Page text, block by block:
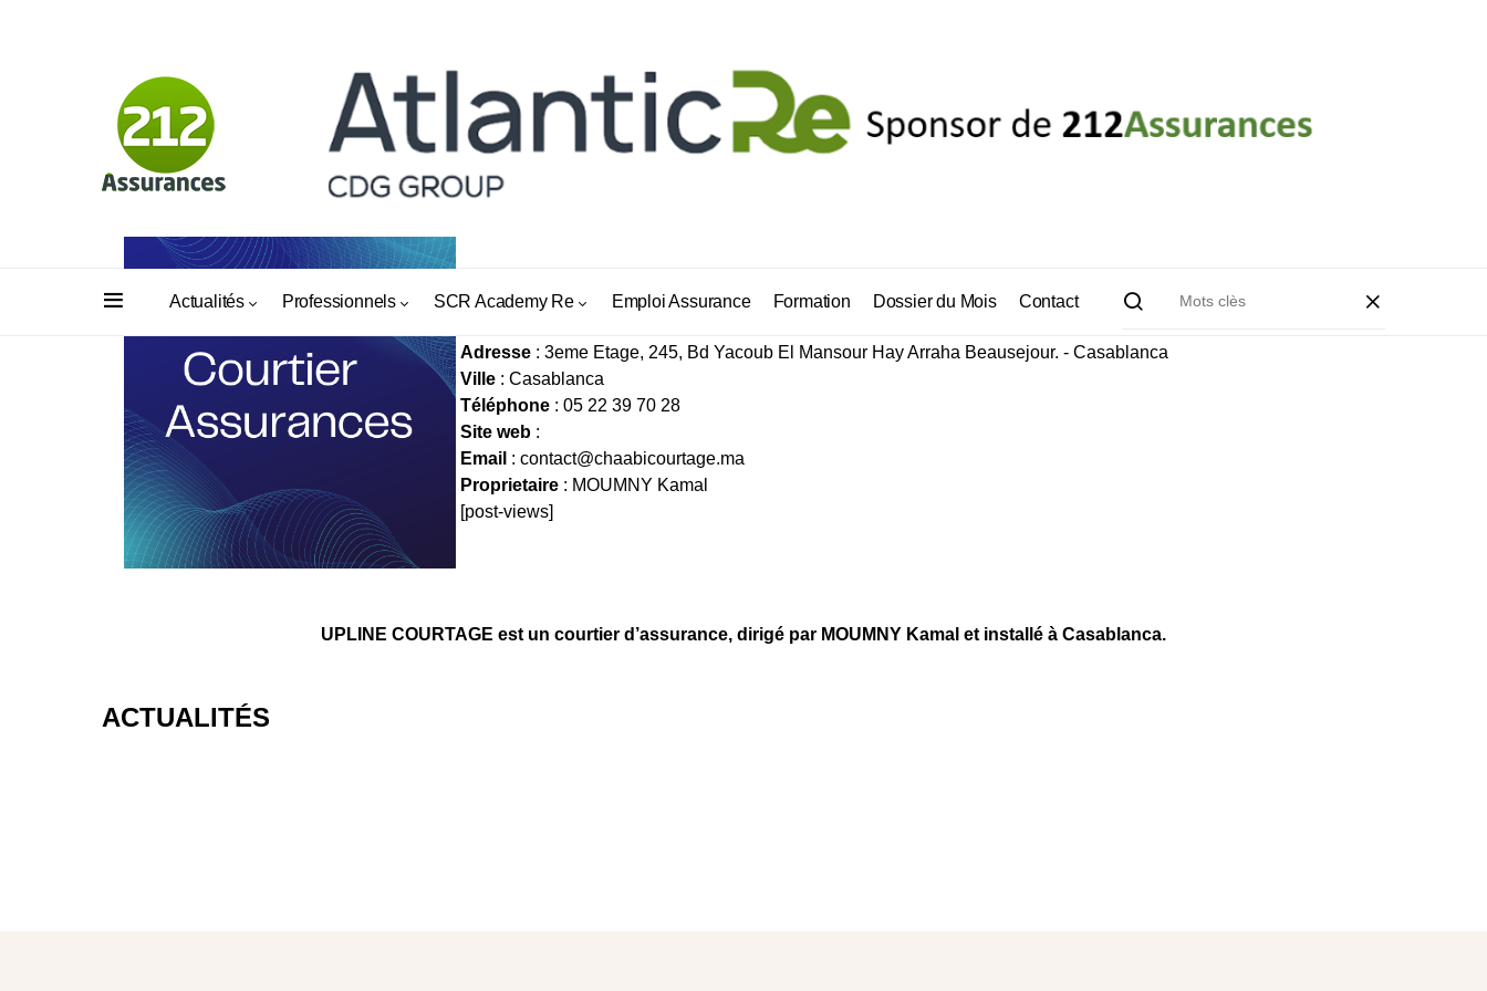
Actualités Professionnels SCR Academy Re Emploi Assurance Formation Dossier du Mois Contact
UPLINE COURTAGE
Adresse : 3eme Etage, 245, Bd Yacoub El Mansour Hay Arraha Beausejour. - Casablanca
Ville : Casablanca
Téléphone : 05 22 39 70 28
Site web :
Email : contact@chaabicourtage.ma
Proprietaire : MOUMNY Kamal
[post-views]
UPLINE COURTAGE est un courtier d’assurance, dirigé par MOUMNY Kamal et installé à Casablanca.
ACTUALITÉS